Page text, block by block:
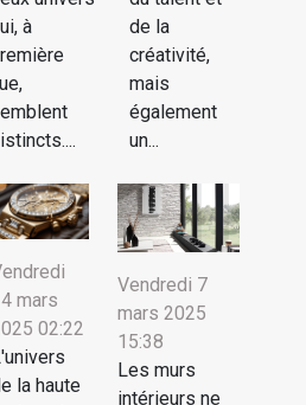
à
de la
créativité,
mais
également
un...
mars
02:22
la haute
Vendredi 7
mars 2025
15:38
Les murs
intérieurs ne